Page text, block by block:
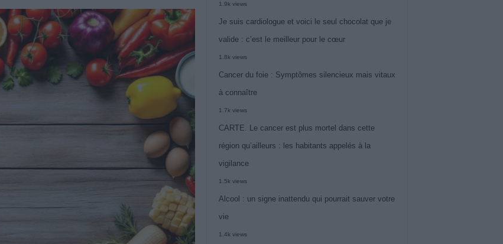
1.9k views
Je suis cardiologue et voici le seul chocolat que je
valide : c’est le meilleur pour le cœur
1.8k views
Cancer du foie : Symptômes silencieux mais vitaux
à connaître
1.7k views
CARTE. Le cancer est plus mortel dans cette
région qu’ailleurs : les habitants appelés à la
vigilance
1.5k views
Alcool : un signe inattendu qui pourrait sauver votre
vie
1.4k views